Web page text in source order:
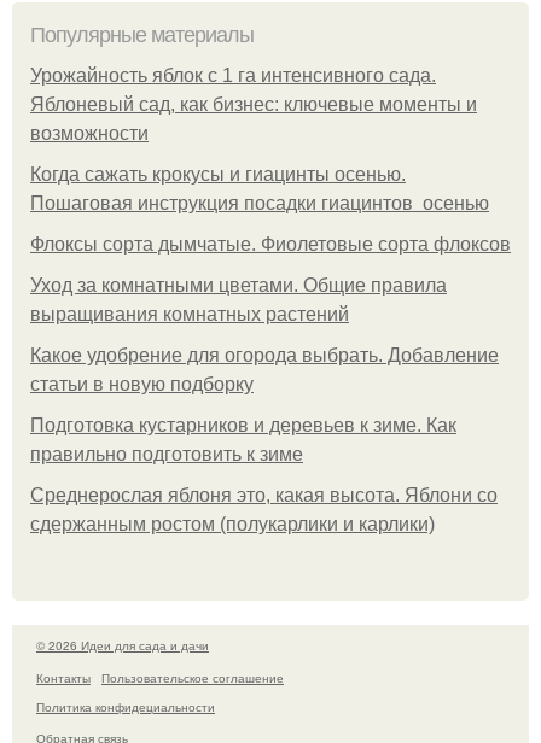
Популярные материалы
Урожайность яблок с 1 га интенсивного сада.
Яблоневый сад, как бизнес: ключевые моменты и
возможности
Когда сажать крокусы и гиацинты осенью.
Пошаговая инструкция посадки гиацинтов осенью
Флоксы сорта дымчатые. Фиолетовые сорта флоксов
Уход за комнатными цветами. Общие правила
выращивания комнатных растений
Какое удобрение для огорода выбрать. Добавление
статьи в новую подборку
Подготовка кустарников и деревьев к зиме. Как
правильно подготовить к зиме
Среднерослая яблоня это, какая высота. Яблони со
сдержанным ростом (полукарлики и карлики)
© 2026 Идеи для сада и дачи
Контакты
Пользовательское соглашение
Политика конфидециальности
Обратная связь